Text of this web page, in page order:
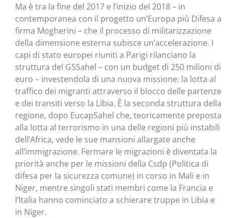
Ma è tra la fine del 2017 e l’inizio del 2018 – in
contemporanea con il progetto un’Europa più Difesa a
firma Mogherini – che il processo di militarizzazione
della dimensione esterna subisce un’accelerazione. I
capi di stato europei riuniti a Parigi rilanciano la
struttura del G5Sahel – con un budget di 250 milioni di
euro – investendola di una nuova missione: la lotta al
traffico dei migranti attraverso il blocco delle partenze
e dei transiti verso la Libia. È la seconda struttura della
regione, dopo EucapSahel che, teoricamente preposta
alla lotta al terrorismo in una delle regioni più instabili
dell’Africa, vede le sue mansioni allargate anche
all’immigrazione. Fermare le migrazioni è diventata la
priorità anche per le missioni della Csdp (Politica di
difesa per la sicurezza comune) in corso in Mali e in
Niger, mentre singoli stati membri come la Francia e
l’Italia hanno cominciato a schierare truppe in Libia e
in Niger.